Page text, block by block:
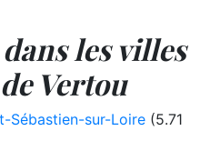
les villes
Vertou
Sébastien-sur-Loire (5.71